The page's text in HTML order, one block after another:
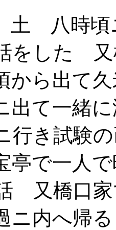
八時頃
をした 又
ら出て久
出て一緒
行き試験
で一人
又橋口家
ニ内へ帰